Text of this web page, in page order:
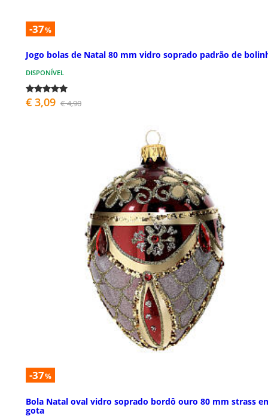
-37%
Jogo bolas de Natal 80 mm vidro soprado padrão de
DISPONÍVEL
€ 3,09 € 4,90
-37%
Bola Natal oval vidro soprado bordô ouro 80 mm strass
gota